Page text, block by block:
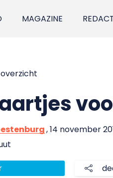
MAGAZINE
, 14 november